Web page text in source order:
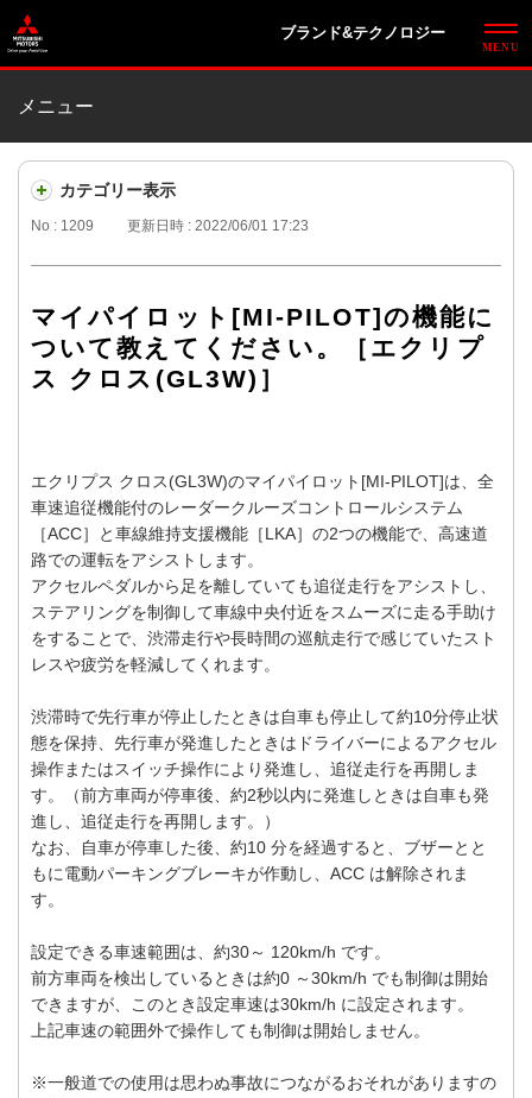
ブランド&テクノロジー
メニュー
カテゴリー表示
No : 1209 更新日時 : 2022/06/01 17:23
マイパイロット[MI-PILOT]の機能に
ついて教えてください。［エクリプ
ス クロス(GL3W)］
エクリプス クロス(GL3W)のマイパイロット[MI-PILOT]は、全
車速追従機能付のレーダークルーズコントロールシステム
［ACC］と車線維持支援機能［LKA］の2つの機能で、高速道
路での運転をアシストします。
アクセルペダルから足を離していても追従走行をアシストし、
ステアリングを制御して車線中央付近をスムーズに走る手助け
をすることで、渋滞走行や長時間の巡航走行で感じていたスト
レスや疲労を軽減してくれます。
渋滞時で先行車が停止したときは自車も停止して約10分停止状
態を保持、先行車が発進したときはドライバーによるアクセル
操作またはスイッチ操作により発進し、追従走行を再開しま
す。（前方車両が停車後、約2秒以内に発進しときは自車も発
進し、追従走行を再開します。）
なお、自車が停車した後、約10 分を経過すると、ブザーとと
もに電動パーキングブレーキが作動し、ACC は解除されま
す。
設定できる車速範囲は、約30～ 120km/h です。
前方車両を検出しているときは約0 ～30km/h でも制御は開始
できますが、このとき設定車速は30km/h に設定されます。
上記車速の範囲外で操作しても制御は開始しません。
※一般道での使用は思わぬ事故につながるおそれがありますの